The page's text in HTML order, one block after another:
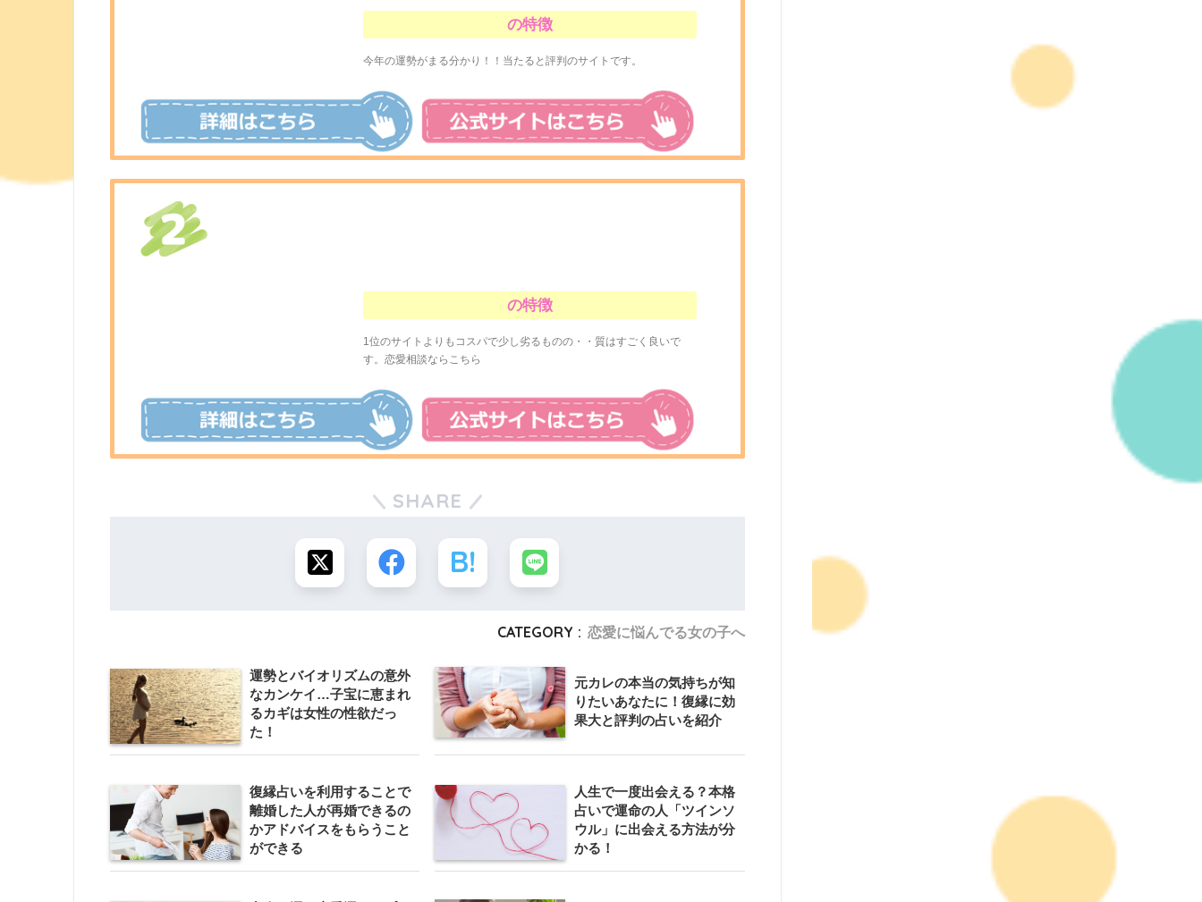
の特徴
今年の運勢がまる分かり！！当たると評判のサイトです。
の特徴
1位のサイトよりもコスパで少し劣るものの・・質はすごく良いで
す。恋愛相談ならこちら
SHARE
CATEGORY : 恋愛に悩んでる女の子へ
運勢とバイオリズムの意外
なカンケイ…子宝に恵まれ
るカギは女性の性欲だっ
た！
元カレの本当の気持ちが知
りたいあなたに！復縁に効
果大と評判の占いを紹介
復縁占いを利用することで
離婚した人が再婚できるの
かアドバイスをもらうこと
ができる
人生で一度出会える？本格
占いで運命の人「ツインソ
ウル」に出会える方法が分
かる！